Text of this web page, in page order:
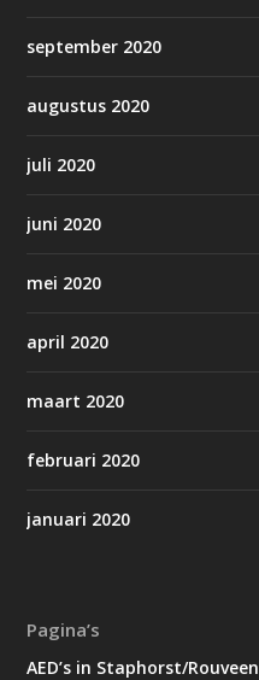
september 2020
augustus 2020
juli 2020
juni 2020
mei 2020
april 2020
maart 2020
februari 2020
januari 2020
Pagina’s
AED’s in Staphorst/Rouveen